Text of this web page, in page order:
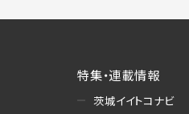
特集・連載情報
茨城イイトコナビ